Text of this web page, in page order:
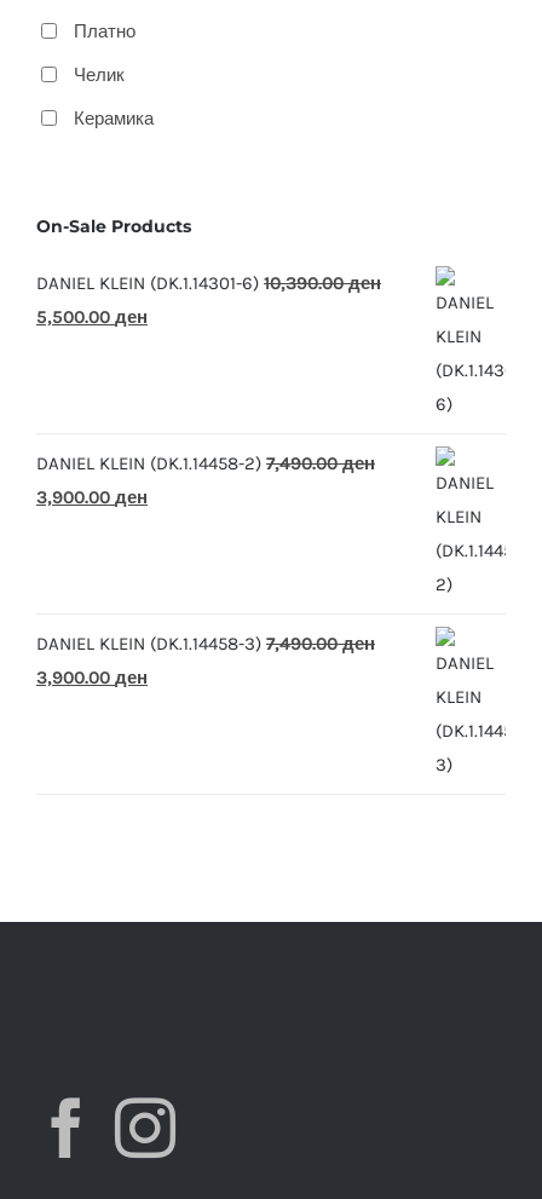
Платно
Челик
Керамика
On-Sale Products
DANIEL KLEIN (DK.1.14301-6) 10,390.00ден
Original
5,500.00 ден
DANIEL KLEIN (DK.1.14458-2) 7,490.00ден
Original
3,900.00 ден
DANIEL KLEIN (DK.1.14458-3) 7,490.00ден
Original
3,900.00 ден